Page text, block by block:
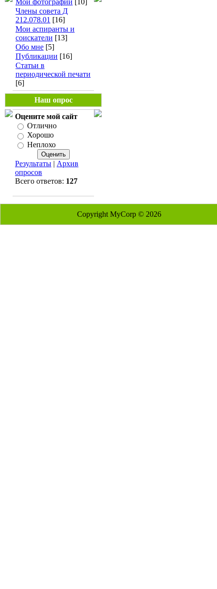
Мои фотографии [10]
Члены совета Д
212.078.01 [16]
Мои аспиранты и
соискатели [13]
Обо мне [5]
Публикации [16]
Статьи в
периодической печати
[6]
Наш опрос
Оцените мой сайт
Отлично
Хорошо
Неплохо
Результаты | Архив
опросов
Всего ответов: 127
Copyright MyCorp © 2026